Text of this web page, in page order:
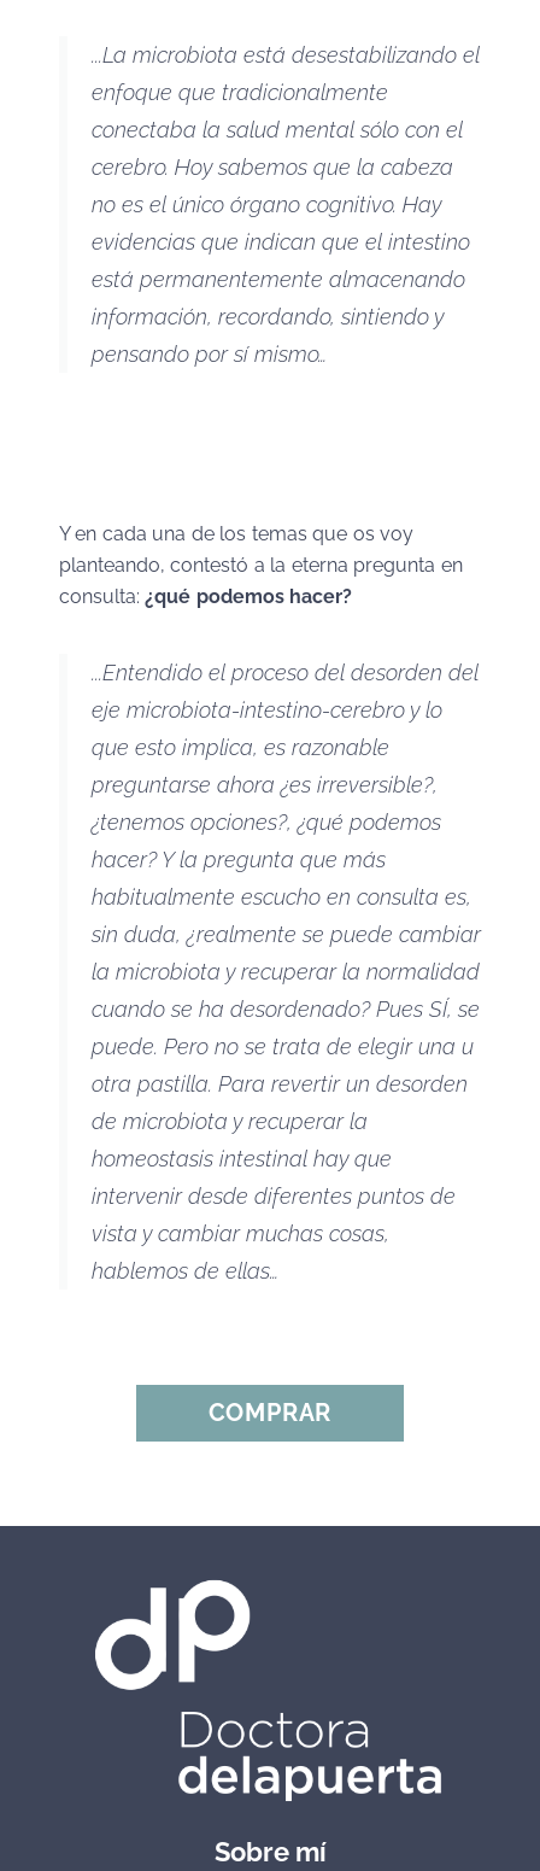
...La microbiota está desestabilizando el
enfoque que tradicionalmente
conectaba la salud mental sólo con el
cerebro. Hoy sabemos que la cabeza
no es el único órgano cognitivo. Hay
evidencias que indican que el intestino
está permanentemente almacenando
información, recordando, sintiendo y
pensando por sí mismo…
Y en cada una de los temas que os voy
planteando, contestó a la eterna pregunta en
consulta:¿qué podemos hacer?
...Entendido el proceso del desorden del
eje microbiota-intestino-cerebro y lo
que esto implica, es razonable
preguntarse ahora ¿es irreversible?,
¿tenemos opciones?, ¿qué podemos
hacer? Y la pregunta que más
habitualmente escucho en consulta es,
sin duda, ¿realmente se puede cambiar
la microbiota y recuperar la normalidad
cuando se ha desordenado? Pues SÍ, se
puede. Pero no se trata de elegir una u
otra pastilla. Para revertir un desorden
de microbiota y recuperar la
homeostasis intestinal hay que
intervenir desde diferentes puntos de
vista y cambiar muchas cosas,
hablemos de ellas…
COMPRAR
Sobre mí